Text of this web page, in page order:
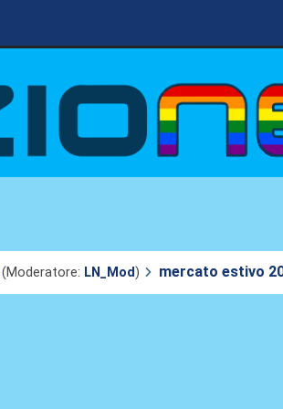
(Moderatore: LN_Mod) mercato estivo